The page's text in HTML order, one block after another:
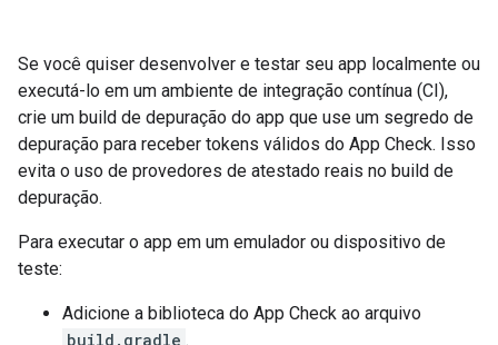
Se você quiser desenvolver e testar seu app localmente ou
executá-lo em um ambiente de integração contínua (CI),
crie um build de depuração do app que use um segredo de
depuração para receber tokens válidos do App Check. Isso
evita o uso de provedores de atestado reais no build de
depuração.
Para executar o app em um emulador ou dispositivo de
teste:
Adicione a biblioteca do App Check ao arquivo
build.gradle .